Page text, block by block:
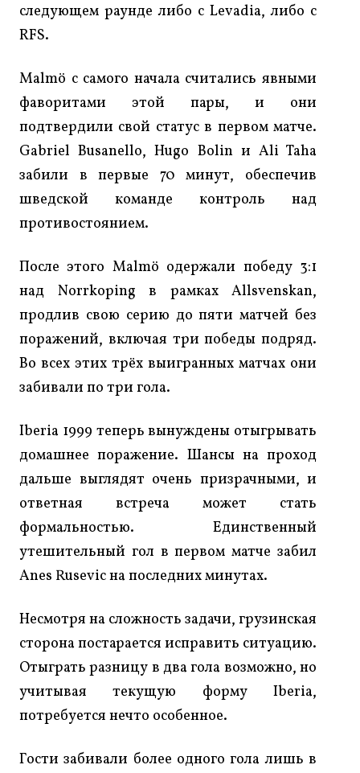
следующем раунде либо с Levadia, либо с
RFS.
Malmö с самого начала считались явными
фаворитами этой пары, и они
подтвердили свой статус в первом матче.
Gabriel Busanello, Hugo Bolin и Ali Taha
забили в первые 70 минут, обеспечив
шведской команде контроль над
противостоянием.
После этого Malmö одержали победу 3:1
над Norrkoping в рамках Allsvenskan,
продлив свою серию до пяти матчей без
поражений, включая три победы подряд.
Во всех этих трёх выигранных матчах они
забивали по три гола.
Iberia 1999 теперь вынуждены отыгрывать
домашнее поражение. Шансы на проход
дальше выглядят очень призрачными, и
ответная встреча может стать
формальностью. Единственный
утешительный гол в первом матче забил
Anes Rusevic на последних минутах.
Несмотря на сложность задачи, грузинская
сторона постарается исправить ситуацию.
Отыграть разницу в два гола возможно, но
учитывая текущую форму Iberia,
потребуется нечто особенное.
Гости забивали более одного гола лишь в